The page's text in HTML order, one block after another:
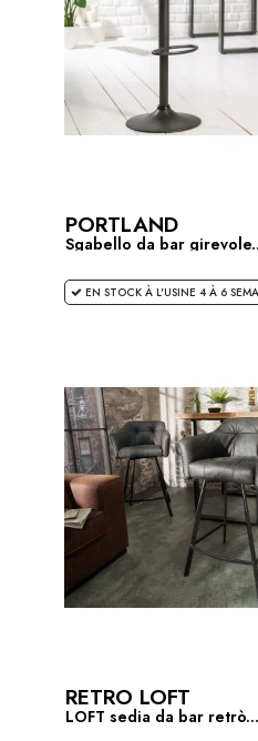
PORTLAND
Sgabello da bar
EN STOCK À L'USINE 4 À 6
RETRO LOFT
LOFT sedia da bar retrò...